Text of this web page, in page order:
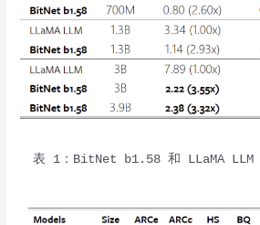
表 1：BitNet b1.58 和 LLaMA LLM